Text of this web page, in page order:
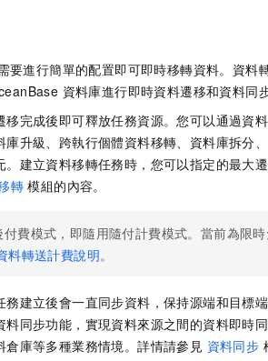
要進行簡單的配置即可即時移轉資料。資料
資料庫進行即時資料遷移和資料同
完成後即可釋放任務資源。您可以通過資
升級、跨執行個體資料移轉、資料庫拆分
建立資料移轉任務時，您可以指定的最大
轉 模組的內容。
費模式，即隨用隨付計費模式。當前為限
料轉送計費說明。
建立後會一直同步資料，保持源端和目標
同步功能，實現資料來源之間的資料即時
庫等多種業務情境。詳情請參見 資料同步